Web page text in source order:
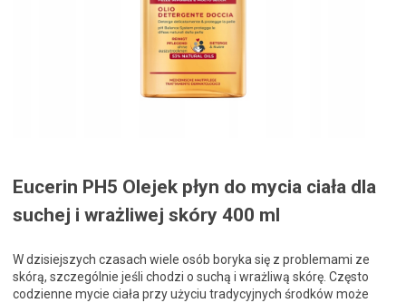
Eucerin PH5 Olejek płyn do mycia ciała dla
suchej i wrażliwej skóry 400 ml
W dzisiejszych czasach wiele osób boryka się z problemami ze
skórą, szczególnie jeśli chodzi o suchą i wrażliwą skórę. Często
codzienne mycie ciała przy użyciu tradycyjnych środków może